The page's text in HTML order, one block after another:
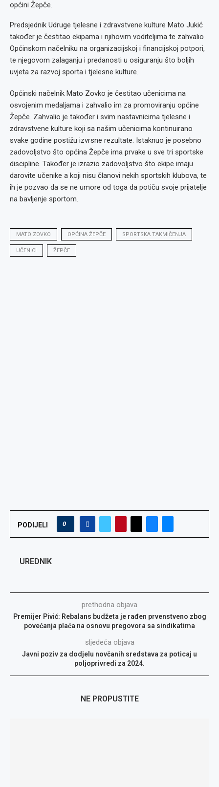
općini Žepče.
Predsjednik Udruge tjelesne i zdravstvene kulture Mato Jukić
također je čestitao ekipama i njihovim voditeljima te zahvalio
Općinskom načelniku na organizacijskoj i financijskoj potpori,
te njegovom zalaganju i predanosti u osiguranju što boljih
uvjeta za razvoj sporta i tjelesne kulture.
Općinski načelnik Mato Zovko je čestitao učenicima na
osvojenim medaljama i zahvalio im za promoviranju općine
Žepče. Zahvalio je također i svim nastavnicima tjelesne i
zdravstvene kulture koji sa našim učenicima kontinuirano
svake godine postižu izvrsne rezultate. Istaknuo je posebno
zadovoljstvo što općina Žepče ima prvake u sve tri sportske
discipline. Također je izrazio zadovoljstvo što ekipe imaju
darovite učenike a koji nisu članovi nekih sportskih klubova, te
ih je pozvao da se ne umore od toga da potiču svoje prijatelje
na bavljenje sportom.
MATO ZOVKO OPĆINA ŽEPČE SPORTSKA TAKMIČENJA
UČENICI ŽEPČE
PODIJELI 0
UREDNIK
prethodna objava
Premijer Pivić: Rebalans budžeta je rađen prvenstveno zbog
povećanja plaća na osnovu pregovora sa sindikatima
sljedeća objava
Javni poziv za dodjelu novčanih sredstava za poticaj u
poljoprivredi za 2024.
NE PROPUSTITE